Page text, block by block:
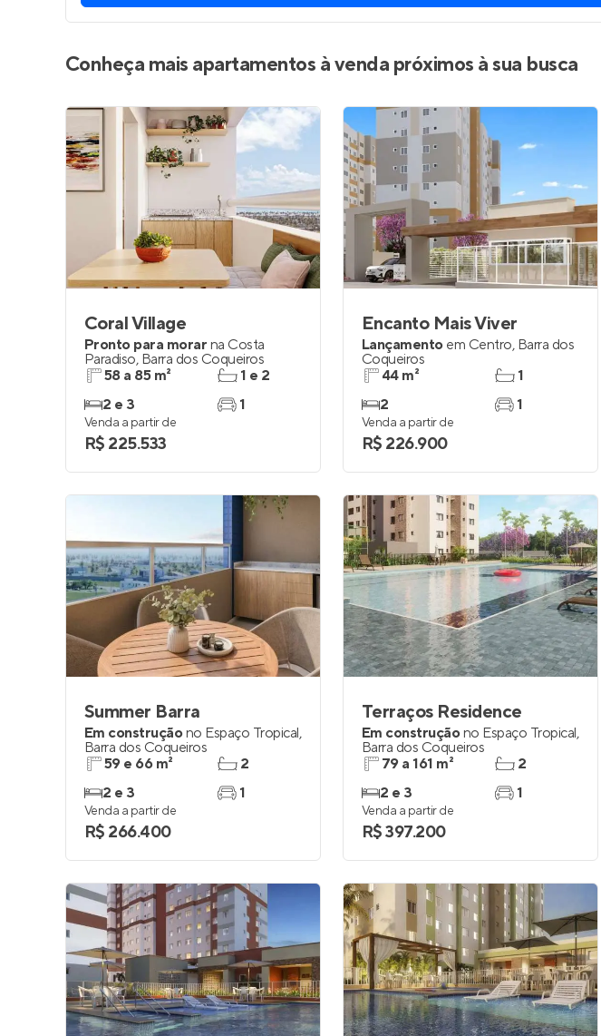
Conheça mais apartamentos à venda próximos à sua busca
Coral Village
Pronto para morar na Costa
Paradiso, Barra dos Coqueiros
58 a 85 m²
2 e 3
1 e 2
1
Venda a partir de
R$ 225.533
Encanto Mais Viver
Lançamento em Centro, Barra dos
Coqueiros
44 m²
2
1
1
Venda a partir de
R$ 226.900
Summer Barra
Em construçãono Espaço Tropical,
Barra dos Coqueiros
59 e 66 m²
2 e 3
2
1
Venda a partir de
R$ 266.400
Terraços Residence
Em construçãono Espaço Tropical,
Barra dos Coqueiros
79 a 161 m²
2 e 3
2
1
Venda a partir de
R$ 397.200